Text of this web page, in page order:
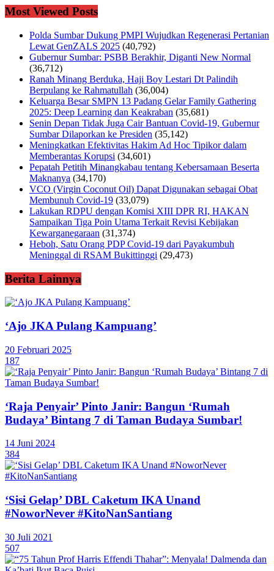
Most Viewed Posts
Polda Sumbar Dukung PMPI Wujudkan Regenerasi Pertanian
Lewat GenZALS 2025 (40,792)
Gubernur Sumbar: PSBB Berakhir, Diganti New Normal
(36,712)
Ranah Minang Berduka, Haji Boy Lestari Dt Palindih
Berpulang ke Rahmatullah (36,004)
Keluarga Besar SMPN 13 Padang Gelar Family Gathering
2025: Deep Learning dan Keakraban (35,681)
Senin Depan Tidak Juga Cair Bantuan Covid-19, Gubernur
Sumbar Dilaporkan ke Presiden (35,142)
Meningkatkan Efektivitas Hakim Ad Hoc Tipikor dalam
Memberantas Korupsi (34,601)
Pepatah Petitih Minangkabau tentang Kebersamaan Beserta
Maknanya (34,170)
VCO (Virgin Coconut Oil) Dapat Digunakan sebagai Obat
Membunuh Covid-19 (33,079)
Lakukan RDPU dengan Komisi XIII DPR RI, HAKAN
Sampaikan Tiga Poin Utama Terkait Revisi Kebijakan
Kewarganegaraan (31,374)
Heboh, Satu Orang PDP Covid-19 dari Payakumbuh
Meninggal di RSAM Bukittinggi (29,473)
Berita Lainnya
‘Ajo JKA Pulang Kampuang’
20 Februari 2025
187
‘Raja Penyair’ Pinto Janir: Bangun ‘Rumah
Budaya’ Bintang 7 di Taman Budaya Sumbar!
14 Juni 2024
384
‘Sisi Gelap’ DBL Caketum IKA Unand
#NoworNever #KitoNanSantiang
30 Juli 2021
507